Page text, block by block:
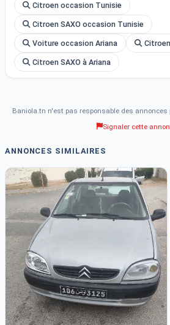
Citroen occasion Tunisie
Citroen SAXO occasion Tunisie
Voiture occasion Ariana
Citroen SAXO à Ariana
Baniola.tn n'est pas responsable des
Signaler cette
ANNONCES SIMILAIRES